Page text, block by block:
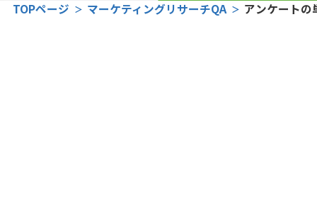
TOPページ マーケティングリサーチQA アンケートの